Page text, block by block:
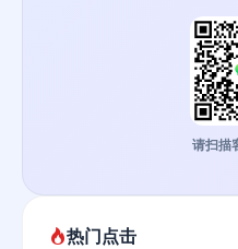
请扫描
热门点击